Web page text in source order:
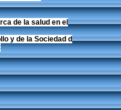
de la salud en el
y de la Sociedad d